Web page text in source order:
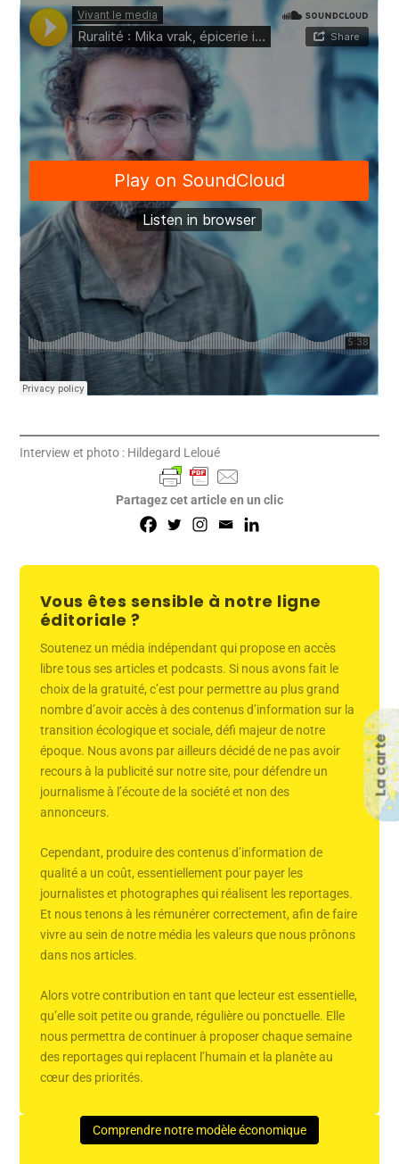
La carte
Interview et photo : Hildegard Leloué
Partagez cet article en un clic
Vous êtes sensible à notre ligne
éditoriale ?
Soutenez un média indépendant qui propose en accès
libre tous ses articles et podcasts. Si nous avons fait le
choix de la gratuité, c’est pour permettre au plus grand
nombre d’avoir accès à des contenus d’information sur la
transition écologique et sociale, défi majeur de notre
époque. Nous avons par ailleurs décidé de ne pas avoir
recours à la publicité sur notre site, pour défendre un
journalisme à l’écoute de la société et non des
annonceurs.
Cependant, produire des contenus d’information de
qualité a un coût, essentiellement pour payer les
journalistes et photographes qui réalisent les reportages.
Et nous tenons à les rémunérer correctement, afin de faire
vivre au sein de notre média les valeurs que nous prônons
dans nos articles.
Alors votre contribution en tant que lecteur est essentielle,
qu’elle soit petite ou grande, régulière ou ponctuelle. Elle
nous permettra de continuer à proposer chaque semaine
des reportages qui replacent l’humain et la planète au
cœur des priorités.
Comprendre notre modèle économique